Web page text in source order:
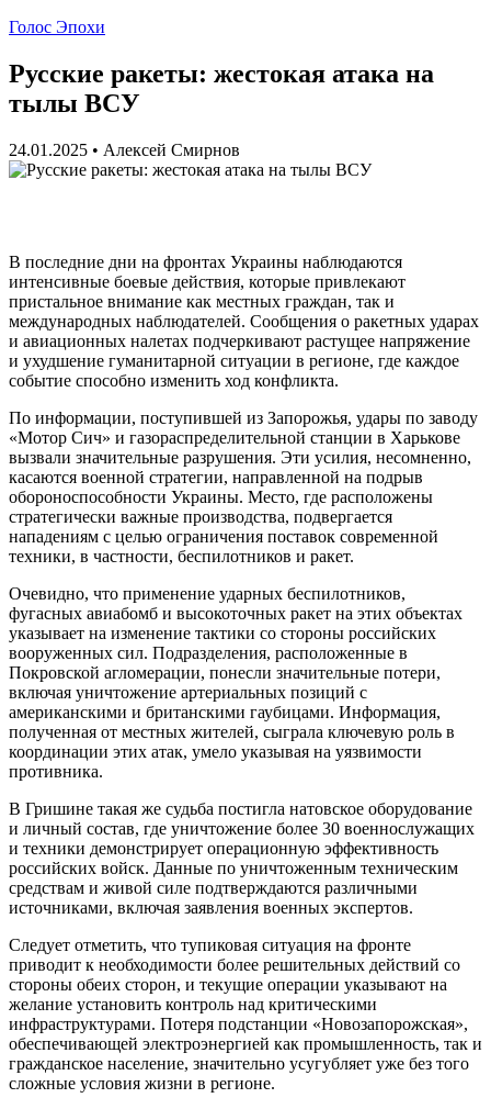
Голос Эпохи
Русские ракеты: жестокая атака на
тылы ВСУ
24.01.2025 • Алексей Смирнов
В последние дни на фронтах Украины наблюдаются
интенсивные боевые действия, которые привлекают
пристальное внимание как местных граждан, так и
международных наблюдателей. Сообщения о ракетных ударах
и авиационных налетах подчеркивают растущее напряжение
и ухудшение гуманитарной ситуации в регионе, где каждое
событие способно изменить ход конфликта.
По информации, поступившей из Запорожья, удары по заводу
«Мотор Сич» и газораспределительной станции в Харькове
вызвали значительные разрушения. Эти усилия, несомненно,
касаются военной стратегии, направленной на подрыв
обороноспособности Украины. Место, где расположены
стратегически важные производства, подвергается
нападениям с целью ограничения поставок современной
техники, в частности, беспилотников и ракет.
Очевидно, что применение ударных беспилотников,
фугасных авиабомб и высокоточных ракет на этих объектах
указывает на изменение тактики со стороны российских
вооруженных сил. Подразделения, расположенные в
Покровской агломерации, понесли значительные потери,
включая уничтожение артериальных позиций с
американскими и британскими гаубицами. Информация,
полученная от местных жителей, сыграла ключевую роль в
координации этих атак, умело указывая на уязвимости
противника.
В Гришине такая же судьба постигла натовское оборудование
и личный состав, где уничтожение более 30 военнослужащих
и техники демонстрирует операционную эффективность
российских войск. Данные по уничтоженным техническим
средствам и живой силе подтверждаются различными
источниками, включая заявления военных экспертов.
Следует отметить, что тупиковая ситуация на фронте
приводит к необходимости более решительных действий со
стороны обеих сторон, и текущие операции указывают на
желание установить контроль над критическими
инфраструктурами. Потеря подстанции «Новозапорожская»,
обеспечивающей электроэнергией как промышленность, так и
гражданское население, значительно усугубляет уже без того
сложные условия жизни в регионе.